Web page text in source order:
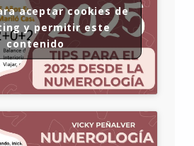
aceptar cookies de
y permitir este
contenido